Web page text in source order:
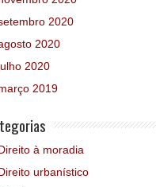
2020
2020
2020
2019
à moradia
urbanístico